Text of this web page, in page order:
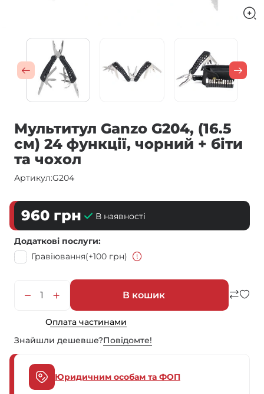
Мультитул Ganzo G204, (16.5
см) 24 функції, чорний + біти
та чохол
Артикул:G204
960 грн В наявності
Додаткові послуги
Гравіювання(+100 грн)
В кошик
Оплата частинами
Знайшли дешевше?Повiдомте!
Юридичним особам та ФОП